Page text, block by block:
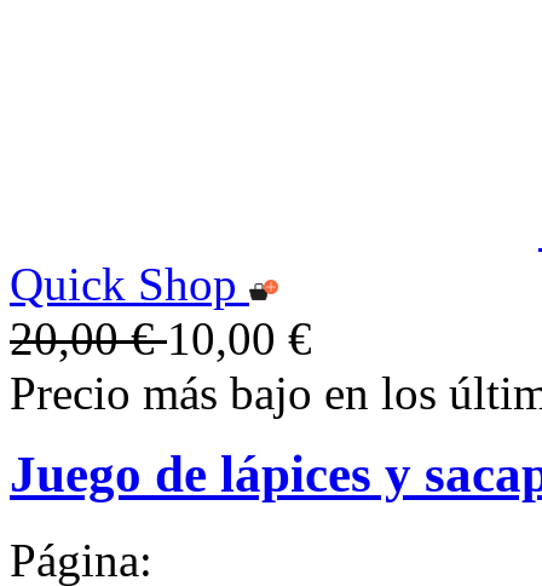
Quick Shop
20,00 €10,00 €
Precio más bajo en los
Juego de lápices y
Página: